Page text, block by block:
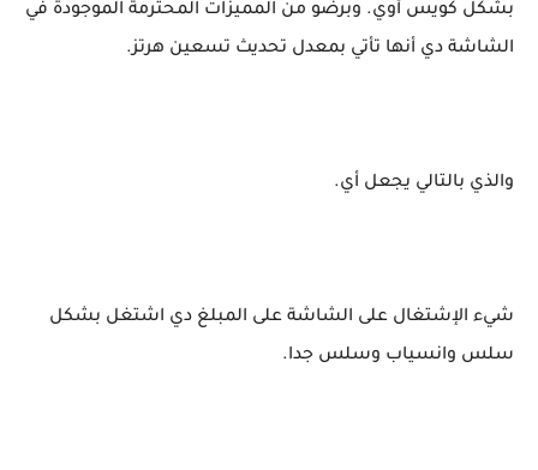
بشكل كويس أوي. وبرضو من المميزات المحترمة الموجودة في
الشاشة دي أنها تأتي بمعدل تحديث تسعين هرتز.
والذي بالتالي يجعل أي.
شيء الإشتغال على الشاشة على المبلغ دي اشتغل بشكل
سلس وانسياب وسلس جدا.